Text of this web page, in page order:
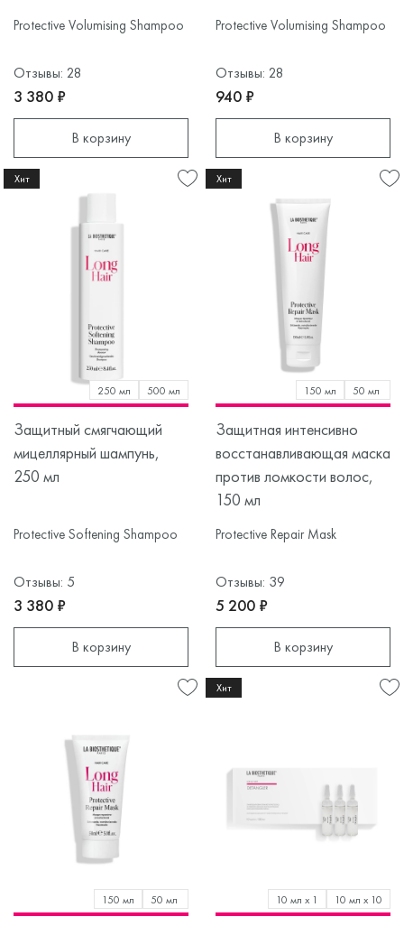
Protective Volumising Shampoo
Отзывы: 28
3 380 ₽
В корзину
Protective Volumising Shampoo
Отзывы: 28
940 ₽
В корзину
Хит
250 мл 500 мл
Защитный смягчающий
мицеллярный шампунь,
250 мл
Protective Softening Shampoo
Отзывы: 5
3 380 ₽
В корзину
Хит
150 мл 50 мл
Защитная интенсивно
восстанавливающая маска
против ломкости волос,
150 мл
Protective Repair Mask
Отзывы: 39
5 200 ₽
В корзину
150 мл 50 мл
Хит
10 мл х 1 10 мл х 10